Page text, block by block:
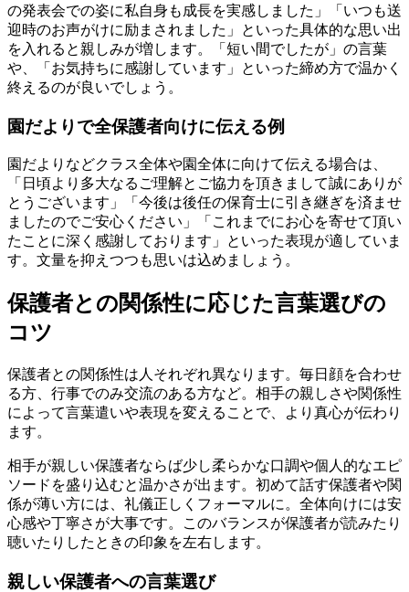
の発表会での姿に私自身も成長を実感しました」「いつも送
迎時のお声がけに励まされました」といった具体的な思い出
を入れると親しみが増します。「短い間でしたが」の言葉
や、「お気持ちに感謝しています」といった締め方で温かく
終えるのが良いでしょう。
園だよりで全保護者向けに伝える例
園だよりなどクラス全体や園全体に向けて伝える場合は、
「日頃より多大なるご理解とご協力を頂きまして誠にありが
とうございます」「今後は後任の保育士に引き継ぎを済ませ
ましたのでご安心ください」「これまでにお心を寄せて頂い
たことに深く感謝しております」といった表現が適していま
す。文量を抑えつつも思いは込めましょう。
保護者との関係性に応じた言葉選びの
コツ
保護者との関係性は人それぞれ異なります。毎日顔を合わせ
る方、行事でのみ交流のある方など。相手の親しさや関係性
によって言葉遣いや表現を変えることで、より真心が伝わり
ます。
相手が親しい保護者ならば少し柔らかな口調や個人的なエピ
ソードを盛り込むと温かさが出ます。初めて話す保護者や関
係が薄い方には、礼儀正しくフォーマルに。全体向けには安
心感や丁寧さが大事です。このバランスが保護者が読みたり
聴いたりしたときの印象を左右します。
親しい保護者への言葉選び